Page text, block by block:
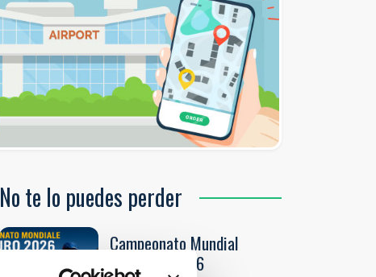
No te lo puedes perder
Campeonato Mundial
EnduroGP 2026